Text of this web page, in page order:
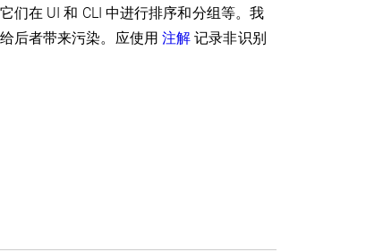
们在 UI 和 CLI 中进行排序和分组等。我
后者带来污染。应使用 注解 记录非识别